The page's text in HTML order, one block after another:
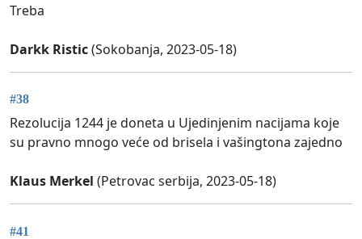
Treba
Darkk Ristic(Sokobanja, 2023-05-18)
#38
Rezolucija 1244 je doneta u Ujedinjenim nacijama koje
su pravno mnogo veće od brisela i vašingtona zajedno
Klaus Merkel (Petrovac serbija, 2023-05-18)
#41